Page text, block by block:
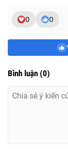
0 0
Bình luận (0)